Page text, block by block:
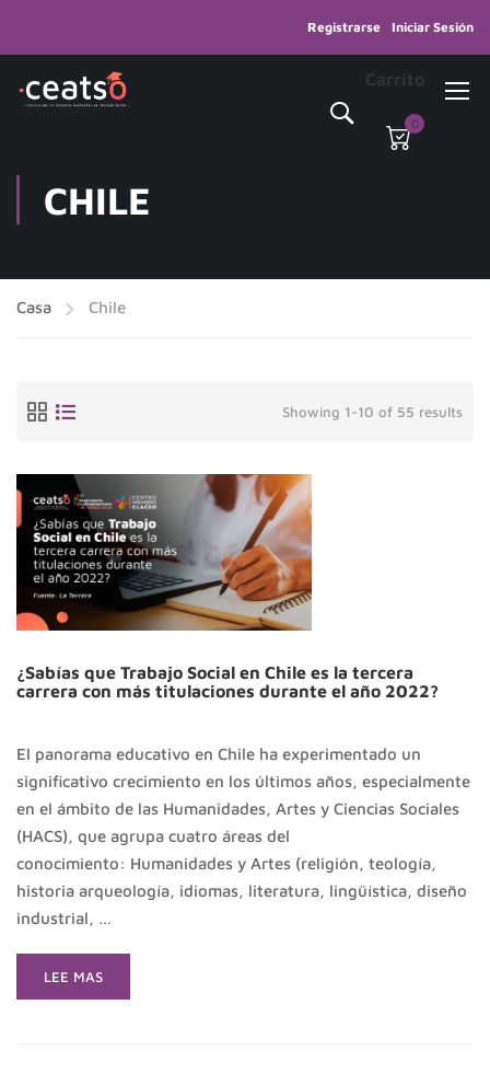
Registrarse Iniciar Sesión
Carrito
0
CHILE
Casa Chile
Showing 1-10 of 55 results
¿Sabías que Trabajo Social en Chile es la tercera
carrera con más titulaciones durante el año 2022?
El panorama educativo en Chile ha experimentado un
significativo crecimiento en los últimos años, especialmente
en el ámbito de las Humanidades, Artes y Ciencias Sociales
(HACS), que agrupa cuatro áreas del
conocimiento: Humanidades y Artes (religión, teología,
historia arqueología, idiomas, literatura, lingüística, diseño
industrial, …
READ
MORE
LEE MAS